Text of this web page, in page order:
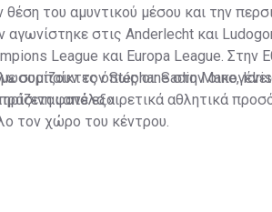
του αμυντικού μέσου και την
στις Anderlecht και
League και Europa League. Στην
συμπαίκτες όπως οι: Sadio Mane,
από εξαιρετικά αθλητικά
τον χώρο του κέντρου.
τον Stéphane στην
φανέλα.»